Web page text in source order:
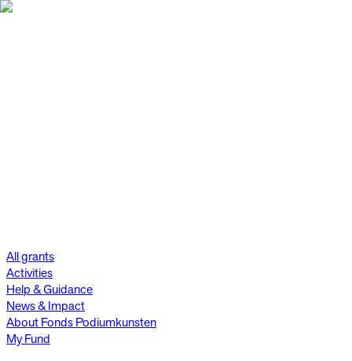
All grants
Activities
Help & Guidance
News & Impact
About Fonds Podiumkunsten
My Fund